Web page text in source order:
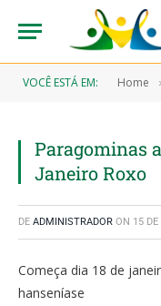
VOCÊ ESTÁ EM: Home
Paragominas
Janeiro Roxo
DE ADMINISTRADOR ON 15
Começa dia 18 de
hanseníase